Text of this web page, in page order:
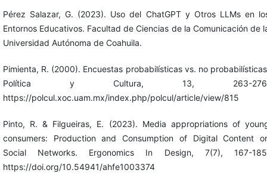
Pérez Salazar, G. (2023). Uso del ChatGPT y Otros LLMs en
Entornos Educativos. Facultad de Ciencias de la Comunicación de
Universidad Autónoma de Coahuila.
Pimienta, R. (2000). Encuestas probabilísticas vs. no
Política y Cultura, 13, 263-
https://polcul.xoc.uam.mx/index.php/polcul/article/view/815
Pinto, R. & Filgueiras, E. (2023). Media appropriations of
consumers: Production and Consumption of Digital Content
Social Networks. Ergonomics In Design, 7(7), 167-
https://doi.org/10.54941/ahfe1003374